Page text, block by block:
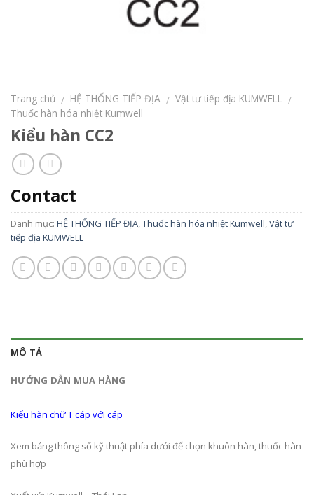
Trang chủ / HỆ THỐNG TIẾP ĐỊA / Vật tư tiếp địa KUMWELL /
Thuốc hàn hóa nhiệt Kumwell
Kiểu hàn CC2
Contact
Danh mục: HỆ THỐNG TIẾP ĐỊA,Thuốc hàn hóa nhiệt Kumwell,Vật tư
tiếp địa KUMWELL
MÔ TẢ
HƯỚNG DẪN MUA HÀNG
Kiểu hàn chữ T cáp với cáp
Xem bảng thông số kỹ thuật phía dưới để chọn khuôn hàn, thuốc hàn
phù hợp